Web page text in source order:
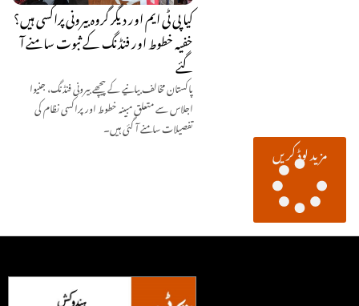
کیا پی ٹی ایم اور دیگر گروہ بیرونی پراکسی ہیں؟
خفیہ خطوط اور فنڈنگ کے ثبوت سامنے آ
گئے
پاکستان مخالف بیانیے کے پیچھے بیرونی فنڈنگ، جنیوا
اجلاس سے متعلق مبینہ خطوط اور پراکسی نظام کی
تفصیلات سامنے آ گئی ہیں۔
مزید لوڈ کریں